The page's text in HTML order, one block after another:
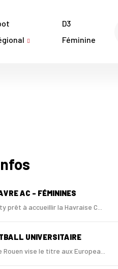
D3
Féminine
AC - FÉMININES
prêt à accueillir la Havraise C...
UNIVERSITAIRE
vise le titre aux Europea...